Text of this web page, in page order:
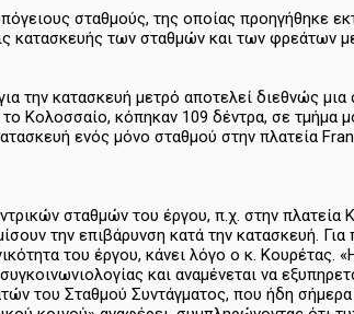
σταθμούς, της οποίας προηγήθηκε
των σταθμών και των φρεάτων με
την κατασκευή μετρό αποτελεί διεθνώς μια
Κολοσσαίο, κόπηκαν 109 δέντρα, σε τμήμα
ενός μόνο σταθμού στην πλατεία
σταθμών του έργου, π.χ. στην
την επιβάρυνση κατά την κατασκευή.
του έργου, κάνει λόγο ο κ. Κουρέτας.
και αναμένεται να
του Σταθμού Συντάγματος, που ήδη σήμερα